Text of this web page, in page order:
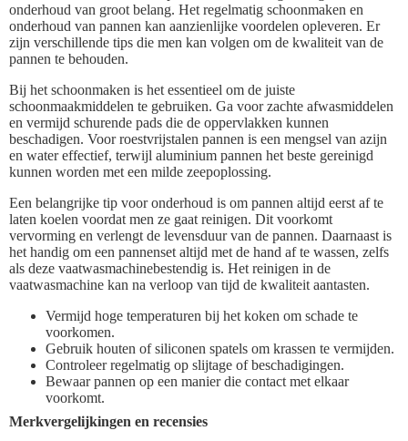
onderhoud van groot belang. Het regelmatig schoonmaken en
onderhoud van pannen kan aanzienlijke voordelen opleveren. Er
zijn verschillende tips die men kan volgen om de kwaliteit van de
pannen te behouden.
Bij het schoonmaken is het essentieel om de juiste
schoonmaakmiddelen te gebruiken. Ga voor zachte afwasmiddelen
en vermijd schurende pads die de oppervlakken kunnen
beschadigen. Voor roestvrijstalen pannen is een mengsel van azijn
en water effectief, terwijl aluminium pannen het beste gereinigd
kunnen worden met een milde zeepoplossing.
Een belangrijke tip voor onderhoud is om pannen altijd eerst af te
laten koelen voordat men ze gaat reinigen. Dit voorkomt
vervorming en verlengt de levensduur van de pannen. Daarnaast is
het handig om een pannenset altijd met de hand af te wassen, zelfs
als deze vaatwasmachinebestendig is. Het reinigen in de
vaatwasmachine kan na verloop van tijd de kwaliteit aantasten.
Vermijd hoge temperaturen bij het koken om schade te
voorkomen.
Gebruik houten of siliconen spatels om krassen te vermijden.
Controleer regelmatig op slijtage of beschadigingen.
Bewaar pannen op een manier die contact met elkaar
voorkomt.
Merkvergelijkingen en recensies